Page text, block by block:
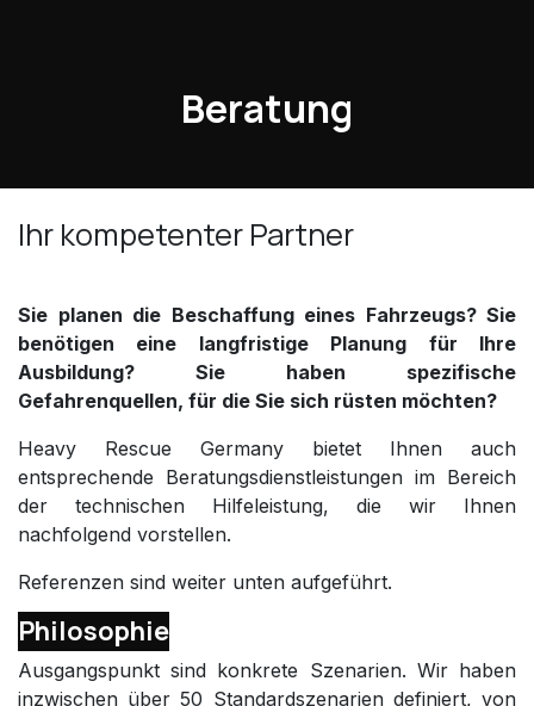
Beratung
Ihr kompetenter Partner
Sie planen die Beschaffung eines Fahrzeugs? Sie
benötigen eine langfristige Planung für Ihre
Ausbildung? Sie haben spezifische
Gefahrenquellen, für die Sie sich rüsten möchten?
Heavy Rescue Germany bietet Ihnen auch
entsprechende Beratungsdienstleistungen im Bereich
der technischen Hilfeleistung, die wir Ihnen
nachfolgend vorstellen.
Referenzen sind weiter unten aufgeführt.
Philosophie
Ausgangspunkt sind konkrete Szenarien. Wir haben
inzwischen über 50 Standardszenarien definiert, von